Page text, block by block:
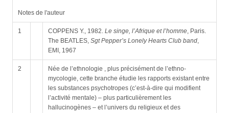
Notes de l'auteur
1 COPPENS Y., 1982. Le singe, l’Afrique et l’homme, Paris.
The BEATLES, Sgt Pepper’s Lonely Hearts Club band,
EMI, 1967
2
Née de l’ethnologie , plus précisément de l’ethno-
mycologie, cette branche étudie les rapports existant entre
les substances psychotropes (c’est-à-dire qui modifient
l’activité mentale) – plus particulièrement les
hallucinogènes – et l’univers du religieux et des